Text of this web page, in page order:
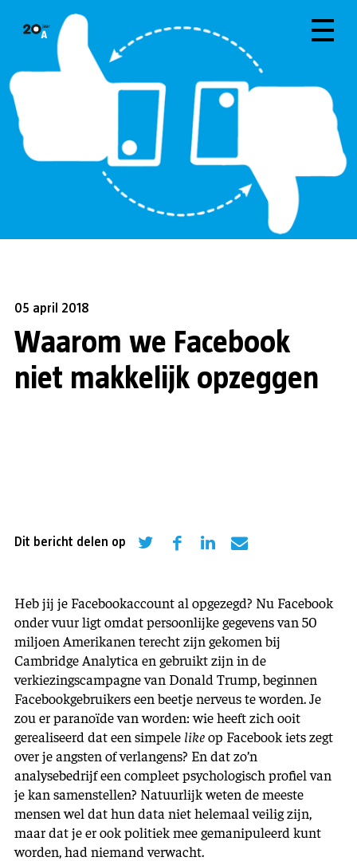
05 april 2018
Waarom we Facebook
niet makkelijk opzeggen
Dit bericht delen op
Heb jij je Facebookaccount al opgezegd? Nu Facebook
onder vuur ligt omdat persoonlijke gegevens van 50
miljoen Amerikanen terecht zijn gekomen bij
Cambridge Analytica en gebruikt zijn in de
verkiezingscampagne van Donald Trump, beginnen
Facebookgebruikers een beetje nerveus te worden. Je
zou er paranoïde van worden: wie heeft zich ooit
gerealiseerd dat een simpele likeop Facebook iets zegt
over je angsten of verlangens? En dat zo’n
analysebedrijf een compleet psychologisch profiel van
je kan samenstellen? Natuurlijk weten de meeste
mensen wel dat hun data niet helemaal veilig zijn,
maar dat je er ook politiek mee gemanipuleerd kunt
worden, had niemand verwacht.